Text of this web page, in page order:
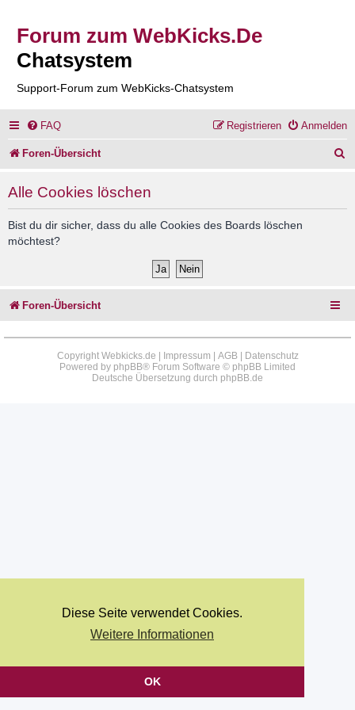
Diese Seite verwendet Cookies.
Weitere Informationen
OK
Forum zum WebKicks.De
Chatsystem
Support-Forum zum WebKicks-Chatsystem
FAQ Anmelden
Registrieren
Foren-Übersicht
Alle Cookies löschen
Bist du dir sicher, dass du alle Cookies des Boards löschen
möchtest?
Foren-Übersicht
Copyright Webkicks.de | Impressum AGB|
Datenschutz
Powered by phpBB® Forum Software © phpBB Limited
Deutsche Übersetzung durch phpBB.de